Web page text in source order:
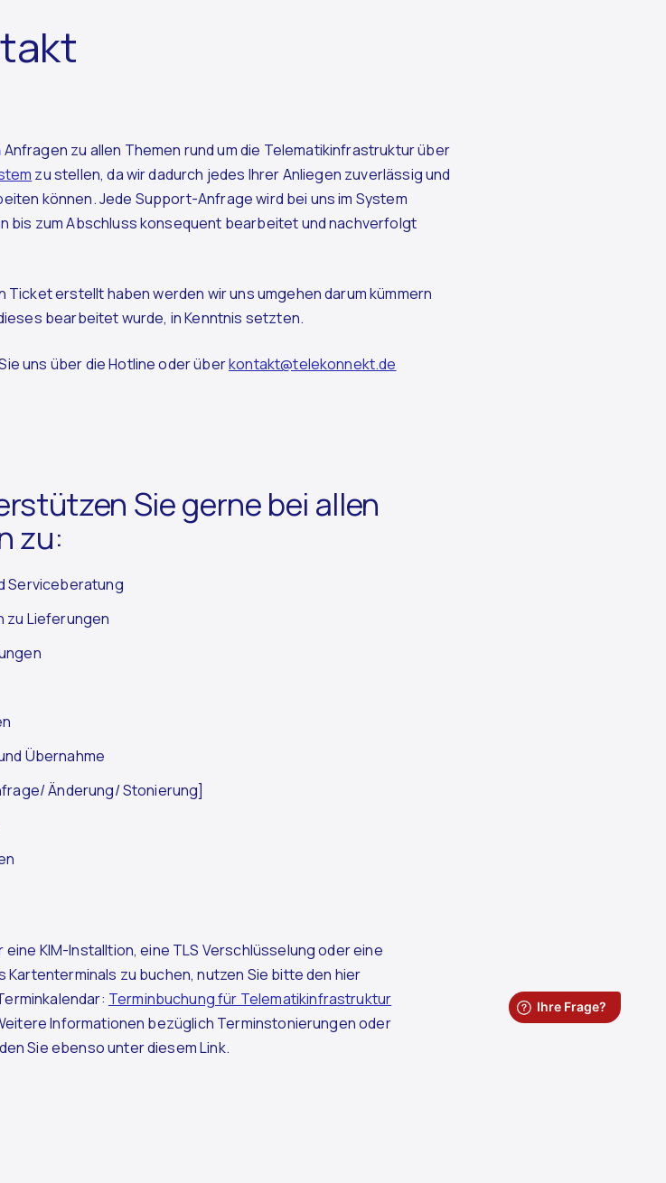
Accept
Anfragen zu allen Themen rund um die Telematikinfrastruktur über
zu stellen, da wir dadurch jedes Ihrer Anliegen zuverlässig und
können. Jede Support-Anfrage wird bei uns im System
bis zum Abschluss konsequent bearbeitet und nachverfolgt
Ticket erstellt haben werden wir uns umgehen darum kümmern
bearbeitet wurde, in Kenntnis setzten.
uns über die Hotline oder überkontakt@telekonnekt.de
Sie gerne bei allen
zu:
Serviceberatung
zu Lieferungen
Übernahme
Änderung/ Stonierung]
eine KIM-Installtion, eine TLS Verschlüsselung oder eine
Kartenterminals zu buchen, nutzen Sie bitte den hier
Terminbuchung für Telematikinfrastruktur
Informationen bezüglich Terminstonierungen oder
Sie ebenso unter diesem Link.